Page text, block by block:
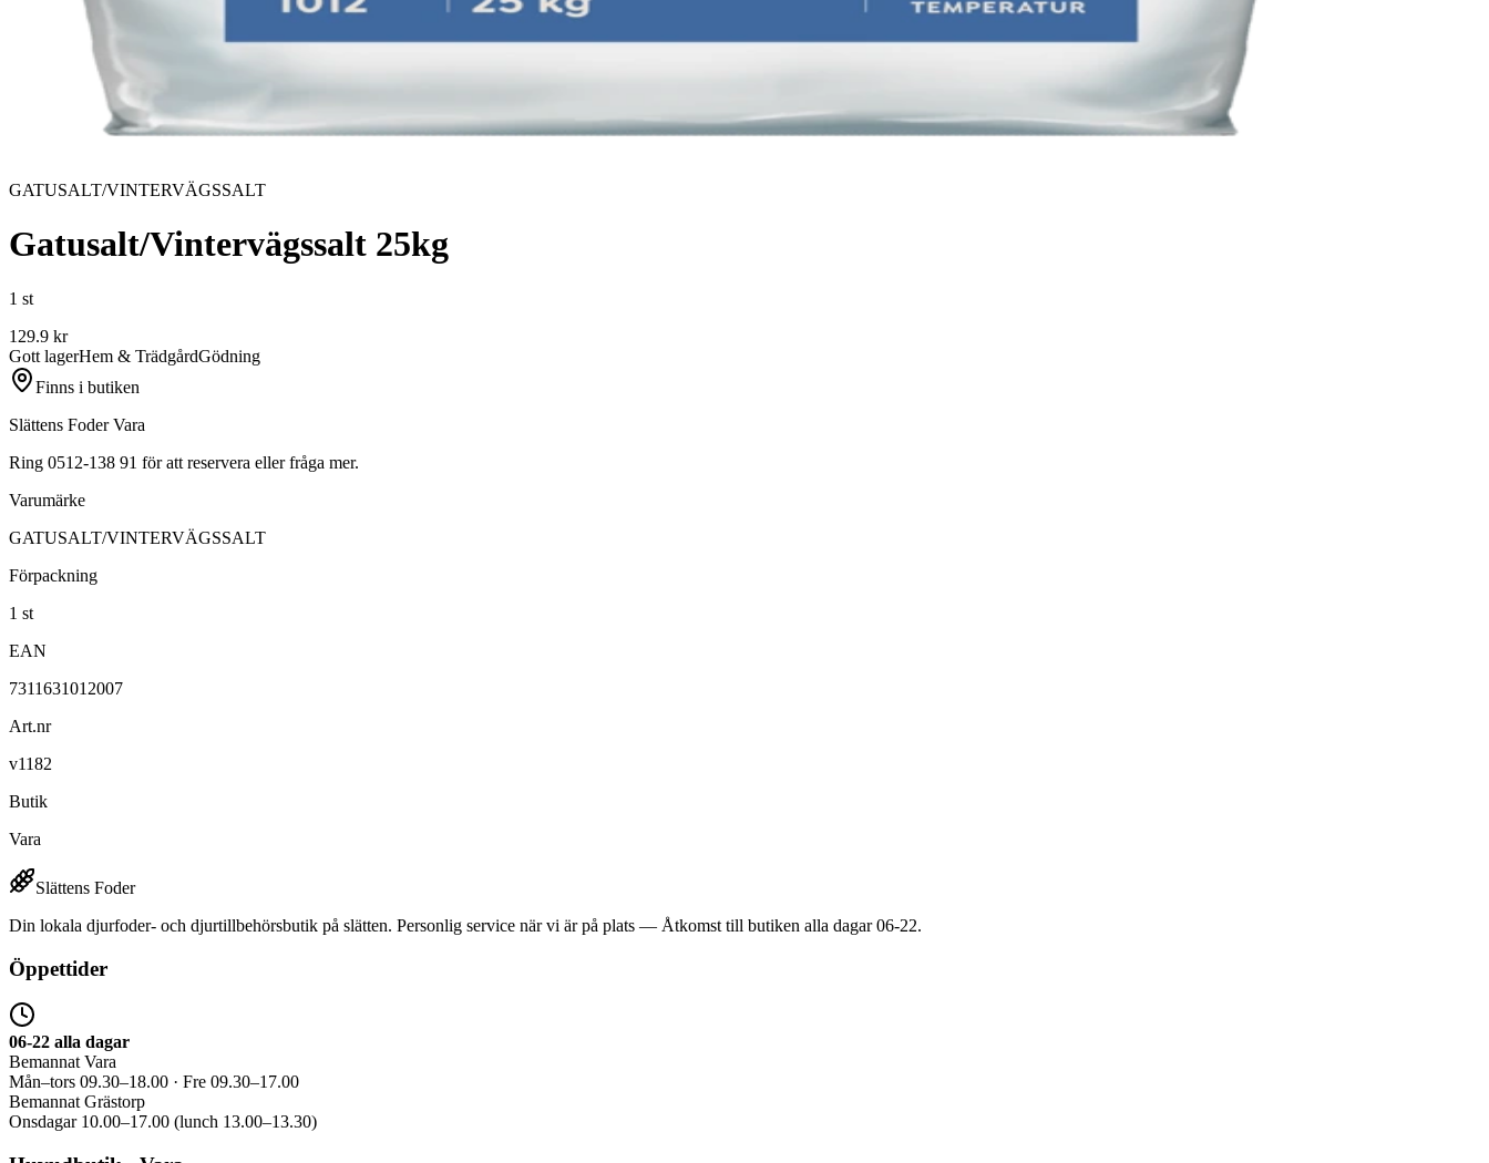
GATUSALT/VINTERVÄGSSALT
Gatusalt/Vintervägssalt 25kg
1 st
129.9 kr
Gott lagerHem & TrädgårdGödning
Finns i butiken
Slättens Foder Vara
Ring 0512-138 91 för att reservera eller fråga mer.
Varumärke
GATUSALT/VINTERVÄGSSALT
Förpackning
1 st
EAN
7311631012007
Art.nr
v1182
Butik
Vara
Slättens Foder
Din lokala djurfoder- och djurtillbehörsbutik på slätten. Personlig service när vi är på plats — Åtkomst till butiken alla dagar 06-22.
Öppettider
06-22 alla dagar
Bemannat Vara
Mån–tors 09.30–18.00 · Fre 09.30–17.00
Bemannat Grästorp
Onsdagar 10.00–17.00 (lunch 13.00–13.30)